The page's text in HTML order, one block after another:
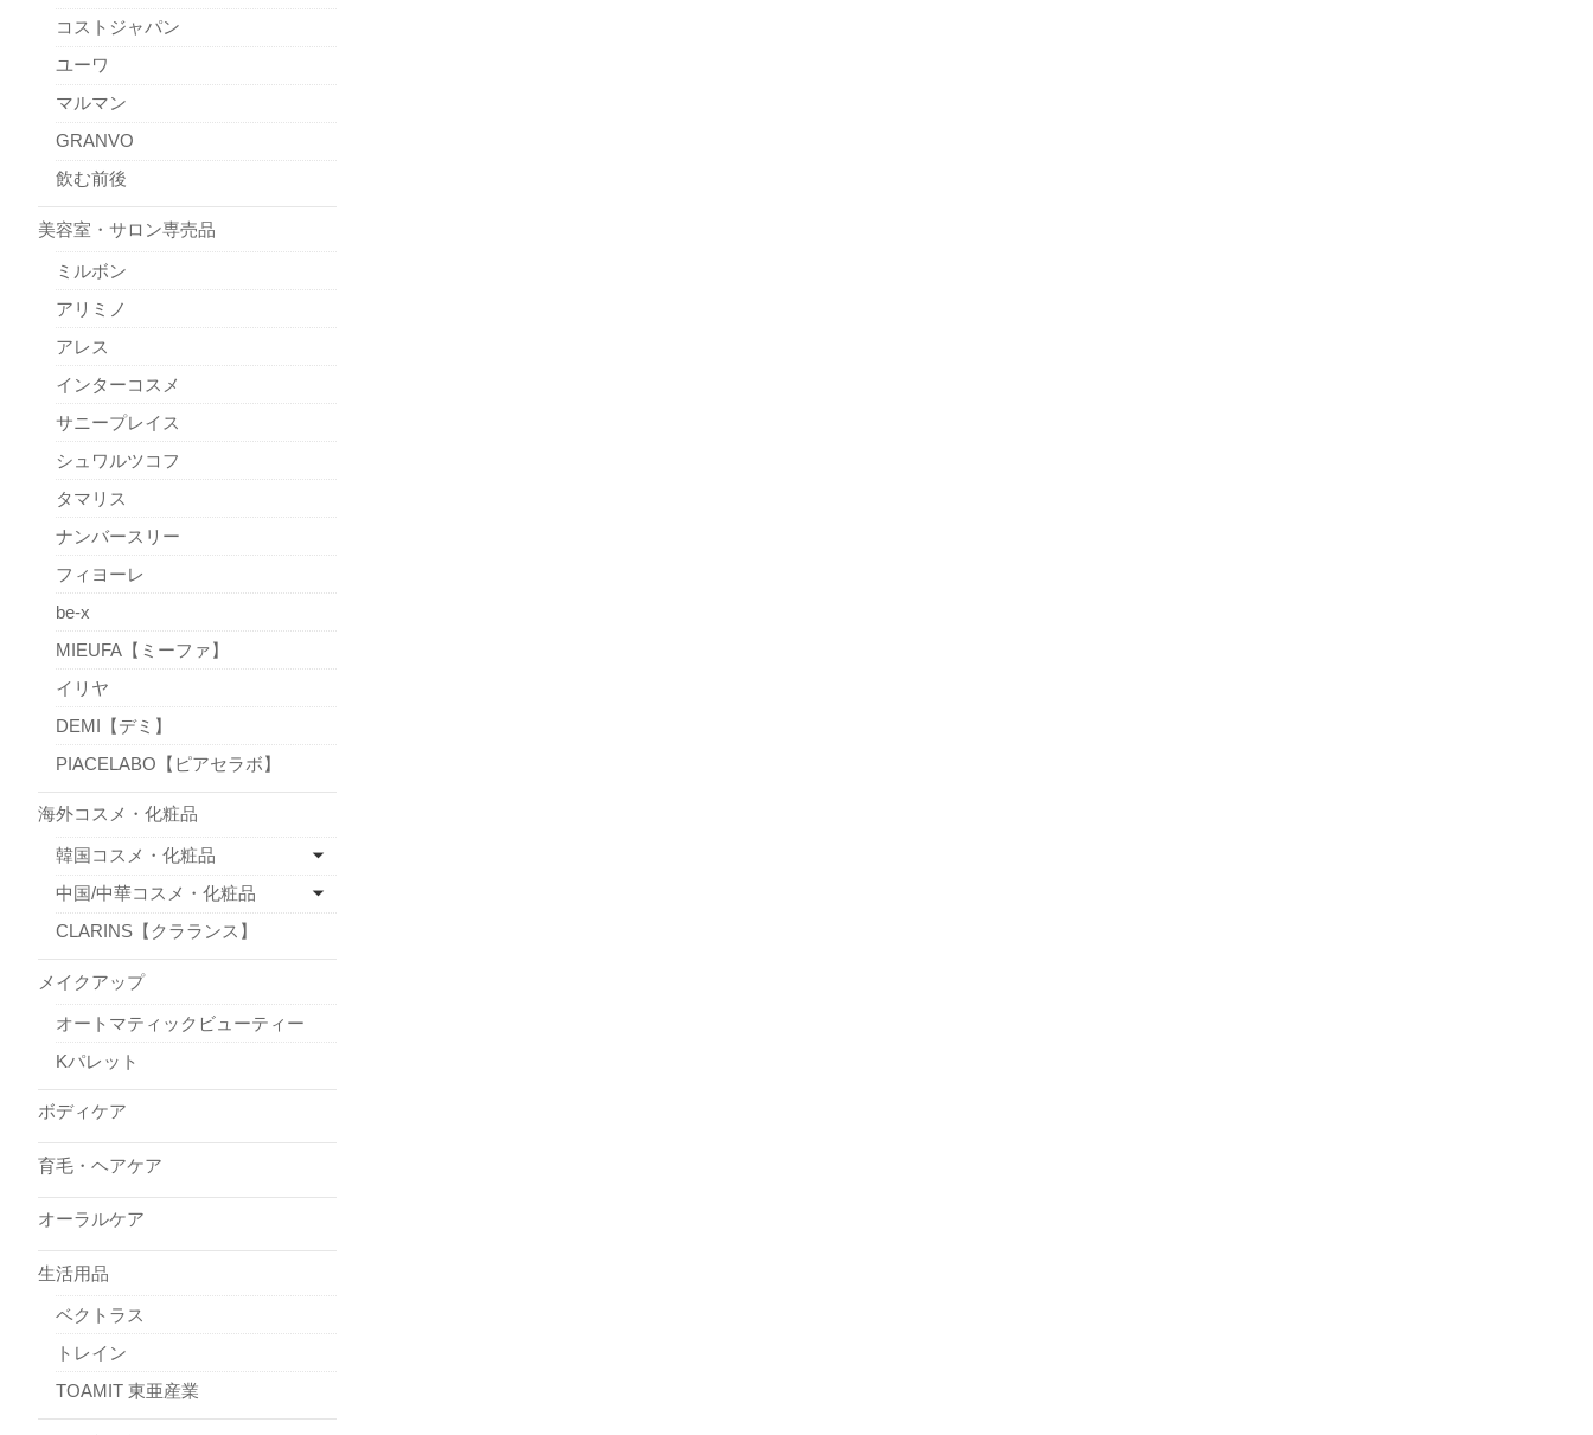
コストジャパン
ユーワ
マルマン
GRANVO
飲む前後
美容室・サロン専売品
ミルボン
アリミノ
アレス
インターコスメ
サニープレイス
シュワルツコフ
タマリス
ナンバースリー
フィヨーレ
be-x
MIEUFA【ミーファ】
イリヤ
DEMI【デミ】
PIACELABO【ピアセラボ】
海外コスメ・化粧品
韓国コスメ・化粧品
中国/中華コスメ・化粧品
CLARINS【クラランス】
メイクアップ
オートマティックビューティー
Kパレット
ボディケア
育毛・ヘアケア
オーラルケア
生活用品
ベクトラス
トレイン
TOAMIT 東亜産業